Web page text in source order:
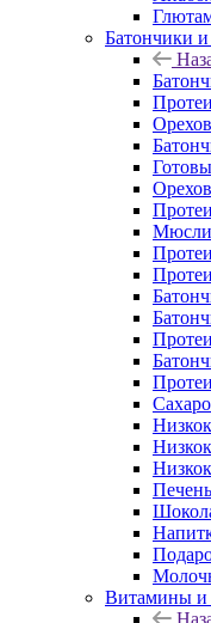
Батончики и
Мюсли
Витамины